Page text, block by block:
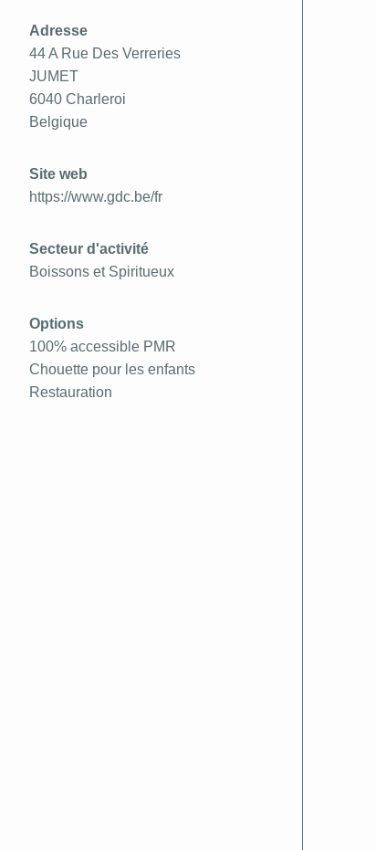
Adresse
44 A Rue Des Verreries
JUMET
6040 Charleroi
Belgique
Site web
https://www.gdc.be/fr
Secteur d'activité
Boissons et Spiritueux
Options
100% accessible PMR
Chouette pour les enfants
Restauration